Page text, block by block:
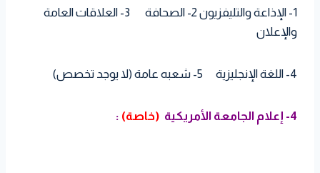
1- الإذاعة والتليفزيون 2- الصحافة 3- العلاقات العامة
والإعلان
4- اللغة الإنجليزية 5- شعبه عامة (لا يوجد تخصص)
4- إعلام الجامعة الأمريكية (خاصة) :